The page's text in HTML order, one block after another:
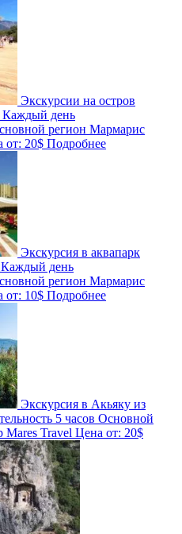
Экскурсии на остров
Каждый день
регион Мармарис
от: 20$ Подробнее
Экскурсия в аквапарк
Каждый день
регион Мармарис
от: 10$ Подробнее
Экскурсия в Акьяку из
5 часов Основной
Mares Travel Цена от: 20$